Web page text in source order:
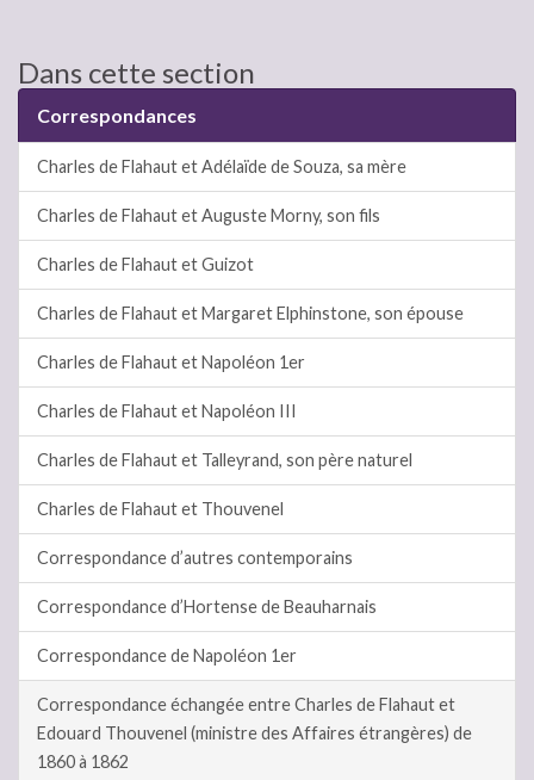
Dans cette section
Correspondances
Charles de Flahaut et Adélaïde de Souza, sa mère
Charles de Flahaut et Auguste Morny, son fils
Charles de Flahaut et Guizot
Charles de Flahaut et Margaret Elphinstone, son épouse
Charles de Flahaut et Napoléon 1er
Charles de Flahaut et Napoléon III
Charles de Flahaut et Talleyrand, son père naturel
Charles de Flahaut et Thouvenel
Correspondance d’autres contemporains
Correspondance d’Hortense de Beauharnais
Correspondance de Napoléon 1er
Correspondance échangée entre Charles de Flahaut et
Edouard Thouvenel (ministre des Affaires étrangères) de
1860 à 1862